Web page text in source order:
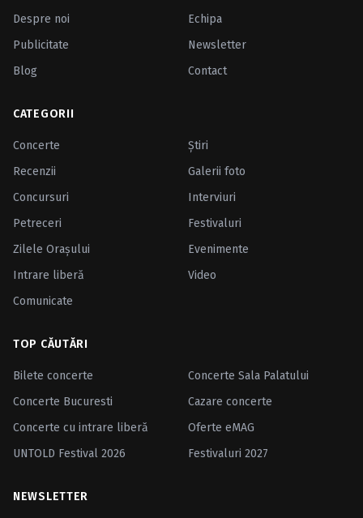
Despre noi
Echipa
Publicitate
Newsletter
Blog
Contact
CATEGORII
Concerte
Ştiri
Recenzii
Galerii foto
Concursuri
Interviuri
Petreceri
Festivaluri
Zilele Oraşului
Evenimente
Intrare liberă
Video
Comunicate
TOP CĂUTĂRI
Bilete concerte
Concerte Sala Palatului
Concerte Bucuresti
Cazare concerte
Concerte cu intrare liberă
Oferte eMAG
UNTOLD Festival 2026
Festivaluri 2027
NEWSLETTER